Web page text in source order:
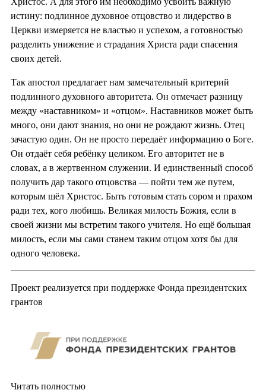
истину: подлинное духовное отцовство и лидерство в
Церкви измеряется не властью и успехом, а готовностью
разделить унижение и страдания Христа ради спасения
своих детей.
Так апостол предлагает нам замечательный критерий
подлинного духовного авторитета. Он отмечает разницу
между «наставником» и «отцом». Наставников может быть
много, они дают знания, но они не рождают жизнь. Отец
зачастую один. Он не просто передаёт информацию о Боге.
Он отдаёт себя ребёнку целиком. Его авторитет не в
словах, а в жертвенном служении. И единственный способ
получить дар такого отцовства — пойти тем же путем,
которым шёл Христос. Быть готовым стать сором и прахом
ради тех, кого любишь. Великая милость Божия, если в
своей жизни мы встретим такого учителя. Но ещё большая
милость, если мы сами станем таким отцом хотя бы для
одного человека.
Проект реализуется при поддержке Фонда президентских
грантов
Читать полностью